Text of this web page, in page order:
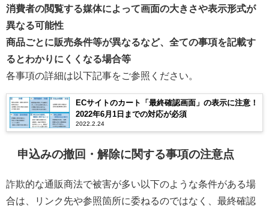
消費者の閲覧する媒体によって画面の大きさや表示形式が
異なる可能性
商品ごとに販売条件等が異なるなど、全ての事項を記載す
るとわかりにくくなる場合等
各事項の詳細は以下記事をご参照ください。
ECサイトのカート「最終確認画面」の表示に注意！
2022年6月1日までの対応が必須
2022.2.24
申込みの撤回・解除に関する事項の注意点
詐欺的な通販商法で被害が多い以下のような条件がある場
合は、リンク先や参照箇所に委ねるのではなく、最終確認